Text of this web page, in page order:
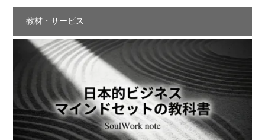
教材・サービス